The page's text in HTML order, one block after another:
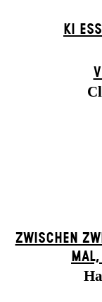
KI
ZWISCHEN